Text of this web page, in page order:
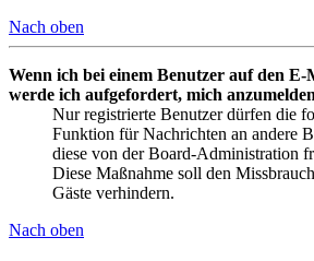
Nach oben
Wenn ich bei einem Benutzer auf den
werde ich aufgefordert, mich
Nur registrierte Benutzer dürfen die
Funktion für Nachrichten an andere
diese von der Board-Administration
Diese Maßnahme soll den
Gäste verhindern.
Nach oben